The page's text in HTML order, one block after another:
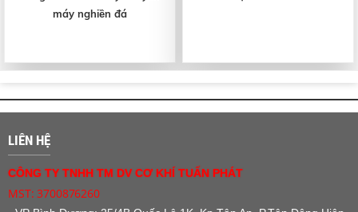
máy nghiền đá
LIÊN HỆ
CÔNG TY TNHH TM DV CƠ KHÍ TUẤN PHÁT
MST: 3700876260